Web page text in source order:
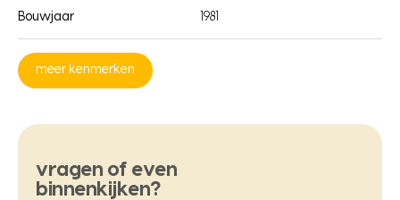
Bouwjaar 1981
meer kenmerken
vragen of even
binnenkijken?